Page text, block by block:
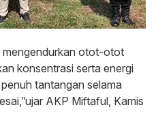
mengendurkan otot-otot
konsentrasi serta energi
tantangan selama
AKP Miftaful, Kamis